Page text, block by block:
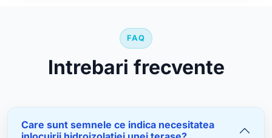
FAQ
Intrebari frecvente
Care sunt semnele ce indica necesitatea